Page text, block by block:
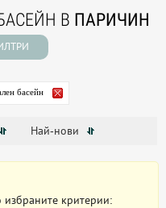
В ПАРИЧИН
басейн
Най-нови
критерии: